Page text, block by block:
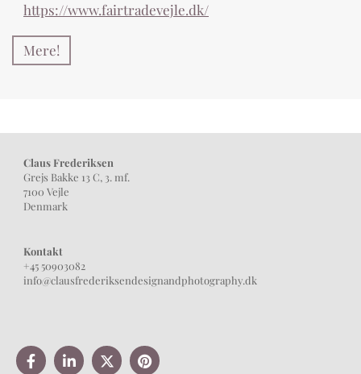
https://www.fairtradevejle.dk/
Mere!
Claus Frederiksen
Grejs Bakke 13 C, 3. mf.
7100 Vejle
Denmark
Kontakt
+45 50903082
info@clausfrederiksendesignandphotography.dk